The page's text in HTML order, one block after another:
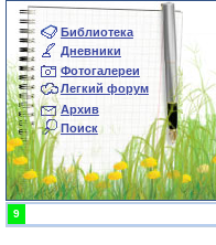
Библиотека
Дневники
Фотогалереи
Легкий форум
Архив
Поиск
9